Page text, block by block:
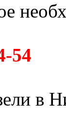
54
в